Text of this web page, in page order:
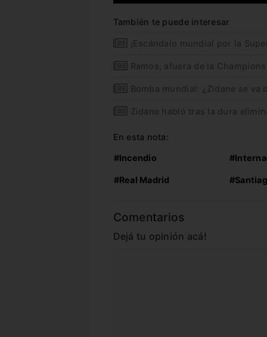
También te puede interesar
¡Escándalo mundial por la
Ramos, afuera de la
Bomba mundial: ¿Zidane se va
Zidane habló tras la dura
En esta nota:
#Incendio
#Real Madrid
Comentarios
Dejá tu opinión acá!